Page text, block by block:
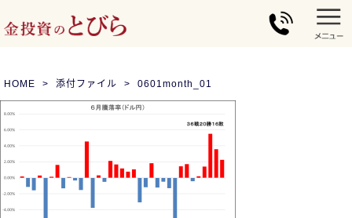
HOME 添付ファイル 0601month_01